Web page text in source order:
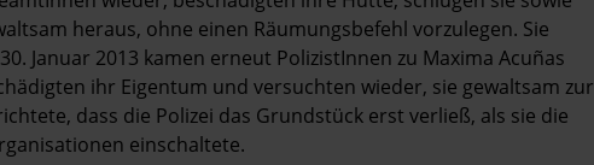
heraus, ohne einen Räumungsbefehl vorzulegen. Sie
Januar 2013 kamen erneut PolizistInnen zu Maxima Acuñas
ihr Eigentum und versuchten wieder, sie gewaltsam zur
dass die Polizei das Grundstück erst verließ, als sie die
einschaltete.